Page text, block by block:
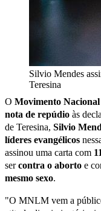
Silvio Mendes
Teresina
O Movimento
nota de repúdio às
de Teresina, Silvio
líderes evangélicos
assinou uma carta com
sercontra o aborto e
mesmo sexo.
"O MNLM vem a